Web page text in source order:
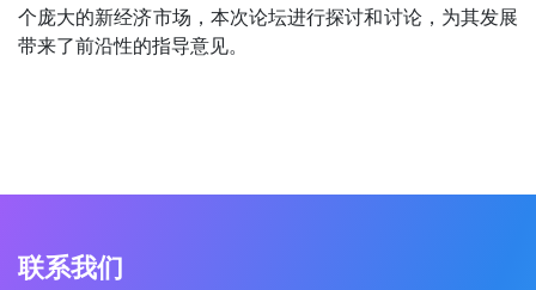
个庞大的新经济市场，本次论坛进行探讨和讨论，为其发展
带来了前沿性的指导意见。
联系我们